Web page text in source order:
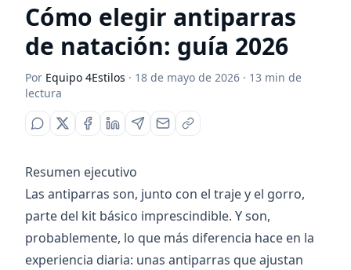
Cómo elegir antiparras
de natación: guía 2026
Por Equipo 4Estilos · 18 de mayo de 2026 · 13 min de
lectura
Resumen ejecutivo
Las antiparras son, junto con el traje y el gorro,
parte del kit básico imprescindible. Y son,
probablemente, lo que más diferencia hace en la
experiencia diaria: unas antiparras que ajustan